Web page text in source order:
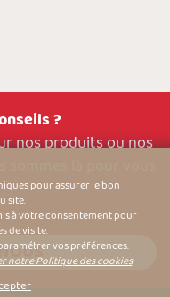
?
nos produits ou nos
pour assurer le bon
site.
à votre consentement pour
de visite.
vos préférences.
notre Politique des cookies